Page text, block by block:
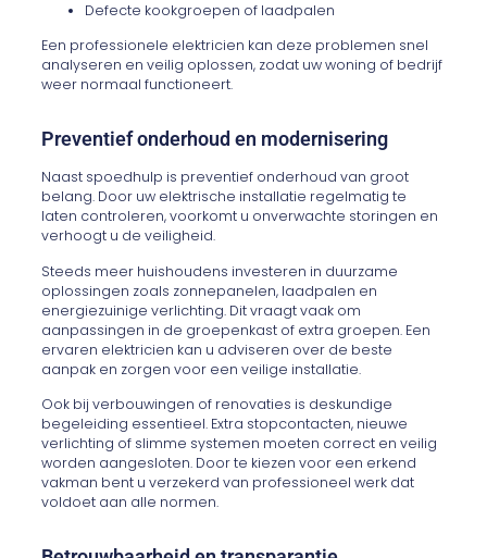
Defecte kookgroepen of laadpalen
Een professionele elektricien kan deze problemen snel
analyseren en veilig oplossen, zodat uw woning of bedrijf
weer normaal functioneert.
Preventief onderhoud en modernisering
Naast spoedhulp is preventief onderhoud van groot
belang. Door uw elektrische installatie regelmatig te
laten controleren, voorkomt u onverwachte storingen en
verhoogt u de veiligheid.
Steeds meer huishoudens investeren in duurzame
oplossingen zoals zonnepanelen, laadpalen en
energiezuinige verlichting. Dit vraagt vaak om
aanpassingen in de groepenkast of extra groepen. Een
ervaren elektricien kan u adviseren over de beste
aanpak en zorgen voor een veilige installatie.
Ook bij verbouwingen of renovaties is deskundige
begeleiding essentieel. Extra stopcontacten, nieuwe
verlichting of slimme systemen moeten correct en veilig
worden aangesloten. Door te kiezen voor een erkend
vakman bent u verzekerd van professioneel werk dat
voldoet aan alle normen.